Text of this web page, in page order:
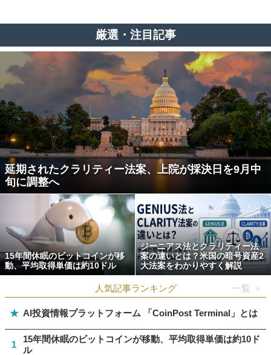
厳選・注目記事
延期されたクラリティー法案、上院が採決日を9月中
旬に調整へ
15年間休眠のビットコインが移
動、平均取得単価は約10ドル
ジーニアス法とクラリティー法
案の違いとは？米国の暗号資産2
大法案をわかりやすく解説
人気記事ランキング 一覧 ＞
★ AI投資情報プラットフォーム 「CoinPost Terminal」とは
1
15年間休眠のビットコインが移動、平均取得単価は約10ド
ル